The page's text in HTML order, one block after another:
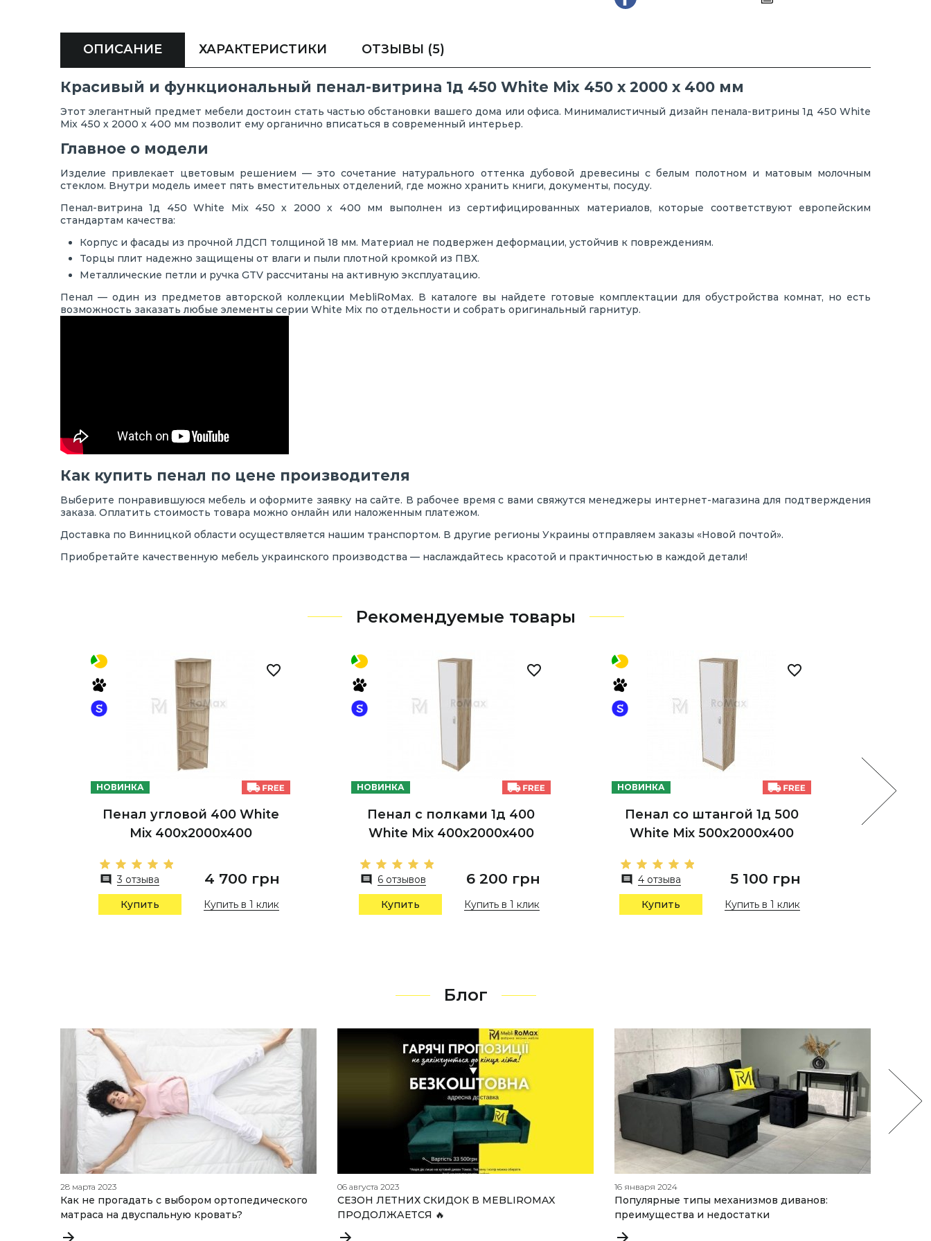
ОПИСАНИЕ ХАРАКТЕРИСТИКИ ОТЗЫВЫ (5)
Красивый и функциональный пенал-витрина 1д 450 White Mix 450 х 2000 х 400 мм
Этот элегантный предмет мебели достоин стать частью обстановки вашего дома или офиса. Минималистичный дизайн пенала-витрины 1д 450 White
Mix 450 х 2000 х 400 мм позволит ему органично вписаться в современный интерьер.
Главное о модели
Изделие привлекает цветовым решением — это сочетание натурального оттенка дубовой древесины с белым полотном и матовым молочным
стеклом. Внутри модель имеет пять вместительных отделений, где можно хранить книги, документы, посуду.
Пенал-витрина 1д 450 White Mix 450 х 2000 х 400 мм выполнен из сертифицированных материалов, которые соответствуют европейским
стандартам качества:
Корпус и фасады из прочной ЛДСП толщиной 18 мм. Материал не подвержен деформации, устойчив к повреждениям.
Торцы плит надежно защищены от влаги и пыли плотной кромкой из ПВХ.
Металлические петли и ручка GTV рассчитаны на активную эксплуатацию.
Пенал — один из предметов авторской коллекции MebliRoMax. В каталоге вы найдете готовые комплектации для обустройства комнат, но есть
возможность заказать любые элементы серии White Mix по отдельности и собрать оригинальный гарнитур.
Как купить пенал по цене производителя
Выберите понравившуюся мебель и оформите заявку на сайте. В рабочее время с вами свяжутся менеджеры интернет-магазина для подтверждения
заказа. Оплатить стоимость товара можно онлайн или наложенным платежом.
Доставка по Винницкой области осуществляется нашим транспортом. В другие регионы Украины отправляем заказы «Новой почтой».
Приобретайте качественную мебель украинского производства — наслаждайтесь красотой и практичностью в каждой детали!
Рекомендуемые товары
НОВИНКА
Пенал угловой 400 White
Mix 400х2000х400
3 отзыва 4 700 грн
Купить Купить в 1 клик
НОВИНКА
Пенал с полками 1д 400
White Mix 400х2000х400
6 отзывов 6 200 грн
Купить Купить в 1 клик
НОВИНКА
Пенал со штангой 1д 500
White Mix 500х2000х400
4 отзыва 5 100 грн
Купить Купить в 1 клик
НОВИНКА
Блог
28 марта 2023
Как не прогадать с выбором ортопедического
матраса на двуспальную кровать?
06 августа 2023
СЕЗОН ЛЕТНИХ СКИДОК В MEBLIROMAX
ПРОДОЛЖАЕТСЯ 🔥
16 января 2024
Популярные типы механизмов диванов:
преимущества и недостатки